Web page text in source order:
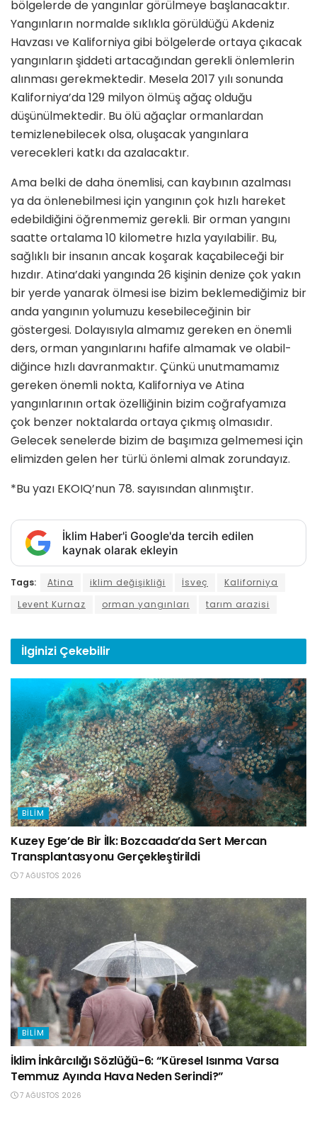
bölgelerde de yangınlar görülmeye başlanacaktır.
Yangınların normalde sıklıkla görüldüğü Akdeniz
Havzası ve Kaliforniya gibi bölgelerde ortaya çıkacak
yangınların şiddeti artaca­ğından gerekli önlemlerin
alınması gerekmektedir. Mesela 2017 yılı so­nunda
Kaliforniya’da 129 milyon öl­müş ağaç olduğu
düşünülmektedir. Bu ölü ağaçlar ormanlardan
temizle­nebilecek olsa, oluşacak yangınlara
verecekleri katkı da azalacaktır.
Ama belki de daha önemlisi, can kaybının azalması
ya da önlenebil­mesi için yangının çok hızlı hareket
edebildiğini öğrenmemiz gerekli. Bir orman yangını
saatte ortalama 10 kilometre hızla yayılabilir. Bu,
sağlıklı bir insanın ancak koşarak kaçabileceği bir
hızdır. Atina’da­ki yangında 26 kişinin denize çok yakın
bir yerde yanarak ölmesi ise bizim beklemediğimiz bir
anda yangının yolumuzu kesebileceğinin bir
göstergesi. Dolayısıyla almamız gereken en önemli
ders, orman yan­gınlarını hafife almamak ve olabil­
diğince hızlı davranmaktır. Çünkü unutmamamız
gereken önemli nok­ta, Kaliforniya ve Atina
yangınları­nın ortak özelliğinin bizim coğrafya­mıza
çok benzer noktalarda ortaya çıkmış olmasıdır.
Gelecek senelerde bizim de başımıza gelmemesi için
elimizden gelen her türlü önlemi almak zorundayız.
*Bu yazı EKOIQ’nun 78. sayısından alınmıştır.
İklim Haber'i Google'da tercih edilen
kaynak olarak ekleyin
Tags: Atina iklim değişikliği İsveç
Kaliforniya
Levent Kurnaz
orman yangınları tarım arazisi
İlginizi Çekebilir
BILIM
Kuzey Ege’de Bir İlk: Bozcaada’da Sert Mercan
Transplantasyonu Gerçekleştirildi
7 AĞUSTOS 2026
BILIM
İklim İnkârcılığı Sözlüğü-6: “Küresel Isınma Varsa
Temmuz Ayında Hava Neden Serindi?”
7 AĞUSTOS 2026